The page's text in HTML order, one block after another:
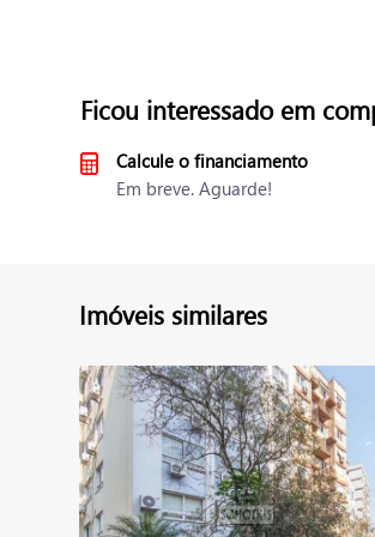
Ficou interessado em
Calcule o financiamento
Em breve. Aguarde!
Imóveis similares